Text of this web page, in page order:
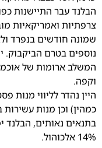
צרפתיות ואמריקאיות
שמונה חודשים בנפרד
נוספים בטרם הביקבוק.
המשלב ארומות של
וקפה.
היין נהדר לליווי מנות
כמהין) וכן מנות
בתנאים נאותים,
14% אלכוהול.